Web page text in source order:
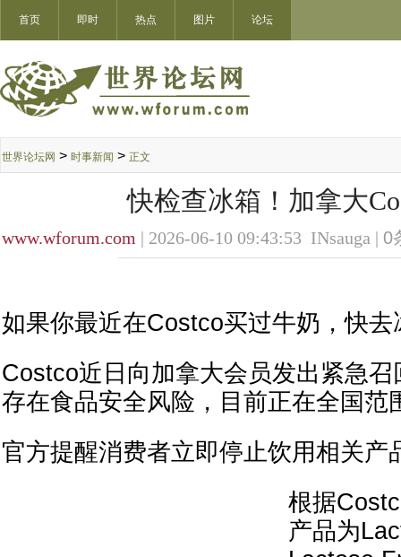
首页 即时 热点 图片 论坛
世界论坛网 > 时事新闻 > 正文
快检查冰箱！加拿大
www.wforum.com | 2026-06-10 09:43:53 INsauga | 0
如果你最近在Costco买过牛奶，快
Costco近日向加拿大会员发出紧急
存在食品安全风险，目前正在全国范
官方提醒消费者立即停止饮用相关
根据
产品为